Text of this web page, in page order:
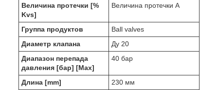
Величина протечки [%
Kvs]
Величина протечки А
Группа продуктов
Ball valves
Диаметр клапана
Ду 20
Диапазон перепада
давления [бар] [Max]
40 бар
Длина [mm] 230 мм